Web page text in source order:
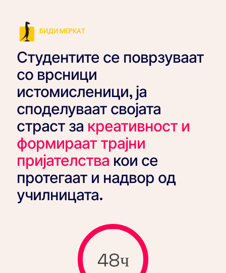
БИДИ МЕРКАТ
Студентите се поврзуваат
со врсници
истомисленици, ја
споделуваат својата
страст за креативност и
формираат трајни
пријателства кои се
протегаат и надвор од
училницата.
48ч